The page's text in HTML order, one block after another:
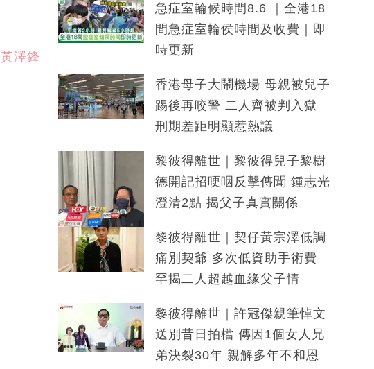
黃澤鋒
急症室輪候時間8.6 ｜全港18
間急症室輪侯時間及收費｜即
時更新
香港母子大鬧機場 母親被兒子
踢後再咬警 二人齊被判入獄
刑期差距明顯惹熱議
黎彼得離世｜黎彼得兒子黎樹
德開記招哽咽反擊傳聞 鍾志光
澄清2點 揭父子真實關係
黎彼得離世｜契仔黃宗澤低調
痛別契爺 多次低資助手術費
罕揭二人超越血緣父子情
黎彼得離世｜許冠傑親筆悼文
送別昔日拍檔 傳因1個女人兄
弟決裂30年 親解多年不和恩